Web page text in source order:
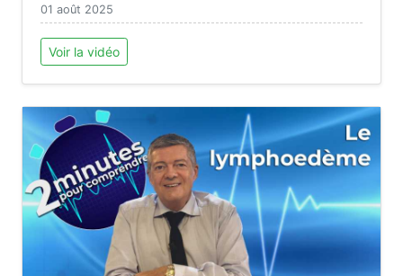
01 août 2025
Voir la vidéo